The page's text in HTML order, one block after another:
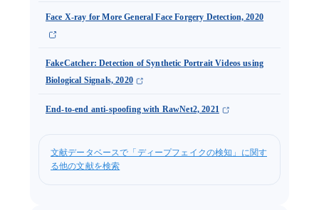
Face X-ray for More General Face Forgery Detection, 2020
FakeCatcher: Detection of Synthetic Portrait Videos using
Biological Signals, 2020
End-to-end anti-spoofing with RawNet2, 2021
文献データベースで「ディープフェイクの検知」に関す
る他の文献を検索